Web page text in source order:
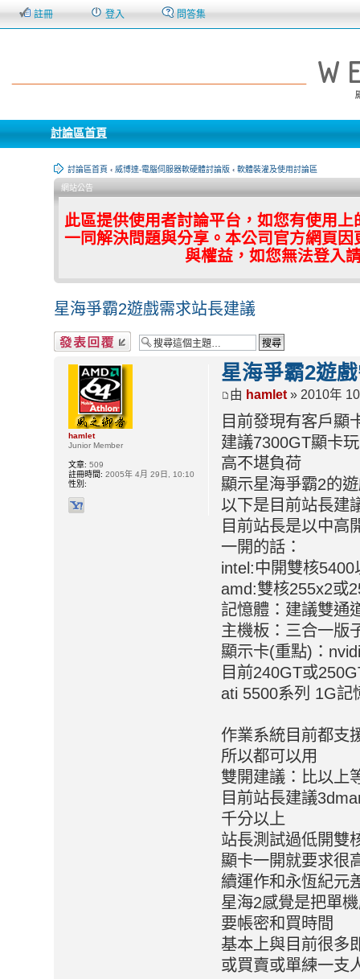
註冊 登入 問答集
討論區首頁
討論區首頁 ‹ 威博達-電腦伺服器軟硬體討論版 ‹ 軟體裝灌及使用討論區
網站公告
此區提供使用者討論平台，如您有使用
一同解決問題與分享。本公司官方網頁
與權益，如您無法登入
星海爭霸2遊戲需求站長建議
發表回覆
星海爭霸2遊
由 hamlet » 2010年
目前發現有客戶顯
建議7300GT顯卡
高不堪負荷
顯示星海爭霸2的
以下是目前站長建
目前站長是以中高
一開的話：
intel:中開雙核
amd:雙核255x2或
記憶體：建議雙通
主機板：三合一版
顯示卡(重點)：
目前240GT或
ati 5500系列 1G記
作業系統目前都支
所以都可以用
雙開建議：比以上
目前站長建議
千分以上
站長測試過低開雙
顯卡一開就要求很
續運作和永恆紀元
星海2感覺是把單
要帳密和買時間
基本上與目前很多
或買賣或單練一支
hamlet
Junior Member
文章: 509
註冊時間: 2005年 4月 29日, 10:10
性別: